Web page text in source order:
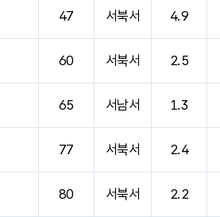
47 서북서 4.9
60 서북서 2.5
65 서남서 1.3
77 서북서 2.4
80 서북서 2.2